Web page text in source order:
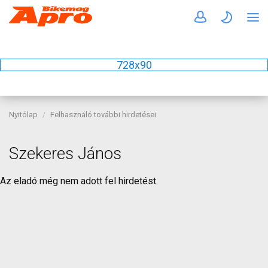
728x90
Nyitólap Felhasználó további hirdetései
Szekeres János
Az eladó még nem adott fel hirdetést.